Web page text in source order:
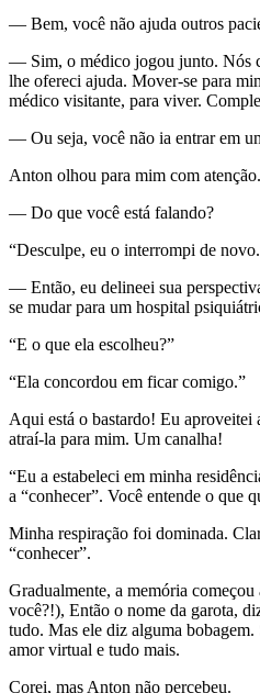
— Bem, você não ajuda outros
— Sim, o médico jogou junto. Nós
lhe ofereci ajuda. Mover-se para
médico visitante, para viver.
— Ou seja, você não ia entrar em
Anton olhou para mim com atenção.
— Do que você está falando?
“Desculpe, eu o interrompi de
— Então, eu delineei sua
se mudar para um hospital
“E o que ela escolheu?”
“Ela concordou em ficar comigo.”
Aqui está o bastardo! Eu aproveitei
atraí-la para mim. Um canalha!
“Eu a estabeleci em minha
a “conhecer”. Você entende o que
Minha respiração foi dominada.
“conhecer”.
Gradualmente, a memória
você?!), Então o nome da garota,
tudo. Mas ele diz alguma
amor virtual e tudo mais.
Corei, mas Anton não percebeu.